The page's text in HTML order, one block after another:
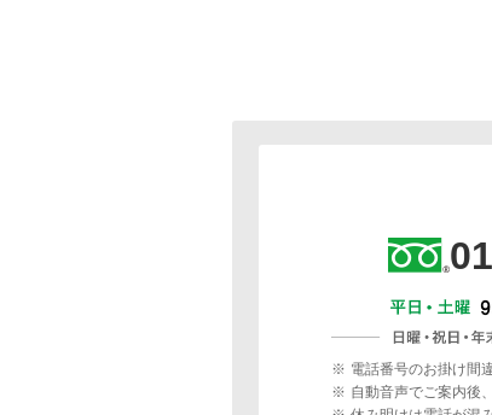
※ 電話番号のお掛け間
※ 自動音声でご案内後